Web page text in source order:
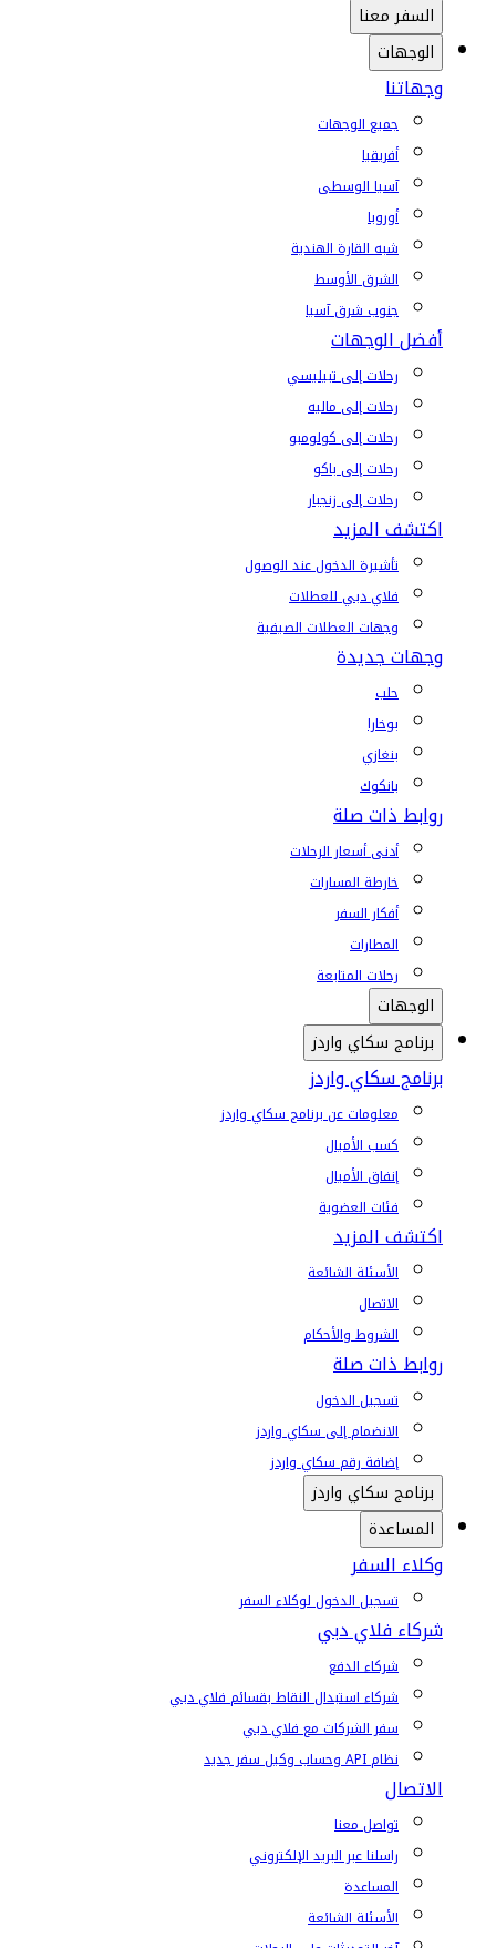
السفر معنا
الوجهات
وجهاتنا
جميع الوجهات
أفريقيا
آسيا الوسطى
أوروبا
شبه القارة الهندية
الشرق الأوسط
جنوب شرق آسيا
أفضل الوجهات
رحلات إلى تبيليسي
رحلات إلى ماليه
رحلات إلى كولومبو
رحلات إلى باكو
رحلات إلى زنجبار
اكتشف المزيد
تأشيرة الدخول عند الوصول
فلاي دبي للعطلات
وجهات العطلات الصيفية
وجهات جديدة
حلب
بوخارا
بنغازي
بانكوك
روابط ذات صلة
أدنى أسعار الرحلات
خارطة المسارات
أفكار السفر
المطارات
رحلات المتابعة
الوجهات
برنامج سكاي واردز
برنامج سكاي واردز
معلومات عن برنامج سكاي واردز
كسب الأميال
إنفاق الأميال
فئات العضوية
اكتشف المزيد
الأسئلة الشائعة
الاتصال
الشروط والأحكام
روابط ذات صلة
تسجيل الدخول
الانضمام إلى سكاي واردز
إضافة رقم سكاي واردز
برنامج سكاي واردز
المساعدة
وكلاء السفر
تسجيل الدخول لوكلاء السفر
شركاء فلاي دبي
شركاء الدفع
شركاء استبدال النقاط بقسائم فلاي دبي
سفر الشركات مع فلاي دبي
نظام API وحساب وكيل سفر جديد
الاتصال
تواصل معنا
راسلنا عبر البريد الإلكتروني
المساعدة
الأسئلة الشائعة